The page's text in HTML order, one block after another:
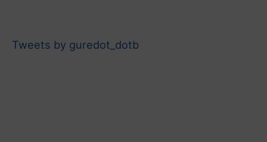
Tweets by guredot_dotb